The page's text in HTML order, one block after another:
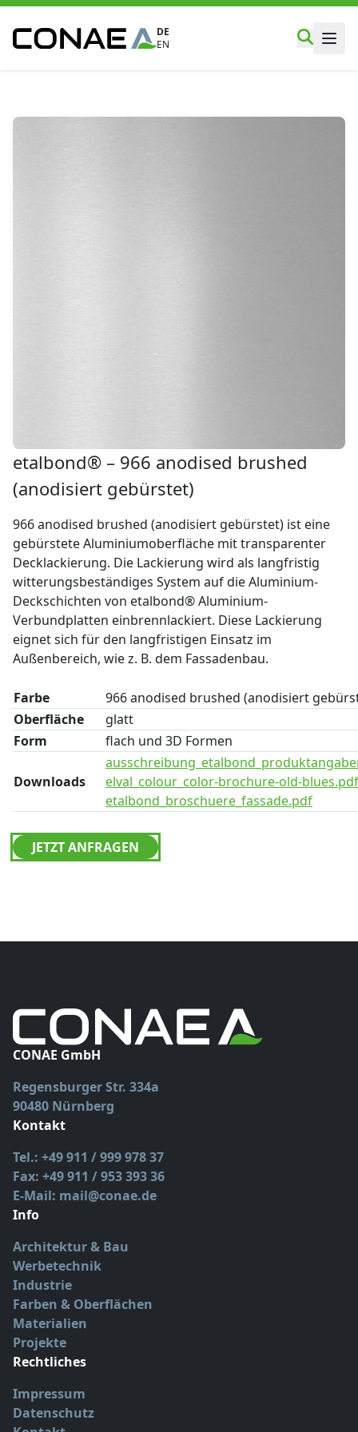
DE
EN
etalbond® – 966 anodised brushed
(anodisiert gebürstet)
966 anodised brushed (anodisiert gebürstet) ist eine
gebürstete Aluminiumoberfläche mit transparenter
Decklackierung. Die Lackierung wird als langfristig
witterungsbeständiges System auf die Aluminium-
Deckschichten von etalbond® Aluminium-
Verbundplatten einbrennlackiert. Diese Lackierung
eignet sich für den langfristigen Einsatz im
Außenbereich, wie z. B. dem Fassadenbau.
Farbe
966 anodised brushed (anodisiert
Oberfläche
glatt
Form
flach und 3D Formen
Downloads
elval_colour_color-brochure-old-blues.pdf
etalbond_broschuere_fassade.pdf
JETZT ANFRAGEN
CONAE GmbH
Regensburger Str. 334a
90480 Nürnberg
Kontakt
Tel.: +49 911 / 999 978 37
Fax: +49 911 / 953 393 36
E-Mail: mail@conae.de
Info
Architektur & Bau
Werbetechnik
Industrie
Farben & Oberflächen
Materialien
Projekte
Rechtliches
Impressum
Datenschutz